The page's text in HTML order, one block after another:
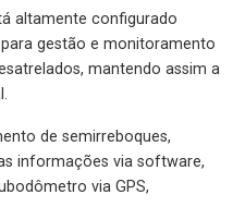
altamente configurado
gestão e monitoramento
mantendo assim a
de semirreboques,
informações via software,
via GPS,